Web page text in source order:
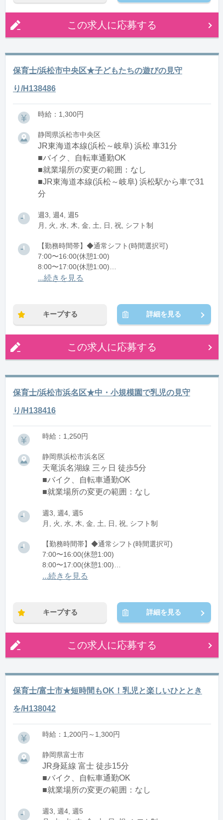
この求人に応募する
保育士/浜松市中央区★子どもたちの遊びの見守
り/H138486
時給：1,300円
静岡県浜松市中央区
JR東海道本線(浜松～岐阜) 浜松 車31分
■バイク、自転車通勤OK
■就業場所の変更の範囲：なし
■JR東海道本線(浜松～岐阜) 浜松駅から車で31
分
週3, 週4, 週5
月, 火, 水, 木, 金, 土, 日, 祝, シフト制
【勤務時間帯】◆通常シフト(時間選択可)
7:00〜16:00(休憩1:00)
8:00〜17:00(休憩1:00)
12:00〜21:00(休憩1:00)
...続きを見る
キープする 詳細を見る
この求人に応募する
保育士/浜松市浜名区★中・小規模園で乳児の見守
り/H138416
時給：1,250円
静岡県浜松市浜名区
天竜浜名湖線 三ヶ日 徒歩5分
■バイク、自転車通勤OK
■就業場所の変更の範囲：なし
週3, 週4, 週5
月, 火, 水, 木, 金, 土, 日, 祝, シフト制
【勤務時間帯】◆通常シフト(時間選択可)
7:00〜16:00(休憩1:00)
8:00〜17:00(休憩1:00)
12:00〜21:00(休憩1:00)
...続きを見る
キープする 詳細を見る
この求人に応募する
保育士/富士市★短時間もOK！乳児と楽しいひととき
を/H138042
時給：1,200円～1,300円
静岡県富士市
JR身延線 富士 徒歩15分
■バイク、自転車通勤OK
■就業場所の変更の範囲：なし
週3, 週4, 週5